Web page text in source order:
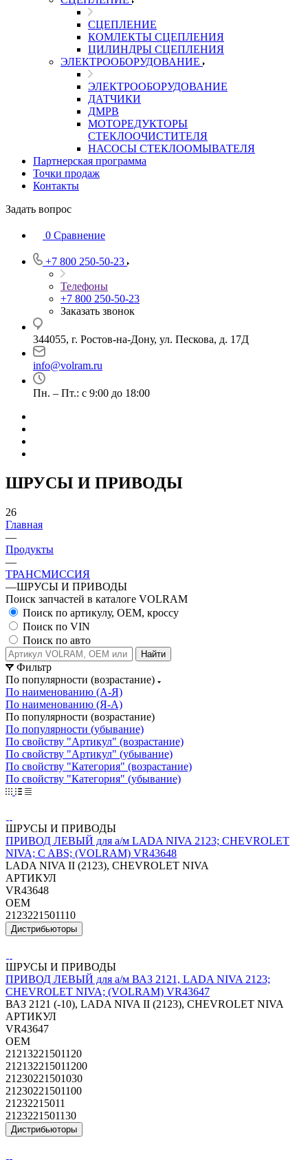
СЦЕПЛЕНИЕ
КОМЛЕКТЫ СЦЕПЛЕНИЯ
ЦИЛИНДРЫ СЦЕПЛЕНИЯ
ЭЛЕКТРООБОРУДОВАНИЕ
ЭЛЕКТРООБОРУДОВАНИЕ
ДАТЧИКИ
ДМРВ
МОТОРЕДУКТОРЫ
СТЕКЛООЧИСТИТЕЛЯ
НАСОСЫ СТЕКЛООМЫВАТЕЛЯ
Партнерская программа
Точки продаж
Контакты
Задать вопрос
0 Сравнение
+7 800 250-50-23
Телефоны
+7 800 250-50-23
Заказать звонок
344055, г. Ростов-на-Дону, ул. Пескова, д. 17Д
info@volram.ru
Пн. – Пт.: с 9:00 до 18:00
ШРУСЫ И ПРИВОДЫ
26
Главная
—
Продукты
—
ТРАНСМИССИЯ
—ШРУСЫ И ПРИВОДЫ
Поиск запчастей в каталоге VOLRAM
Поиск по артикулу, OEM, кроссу
Поиск по VIN
Поиск по авто
Найти
Фильтр
По популярности (возрастание)
По наименованию (А-Я)
По наименованию (Я-А)
По популярности (возрастание)
По популярности (убывание)
По свойству "Артикул" (возрастание)
По свойству "Артикул" (убывание)
По свойству "Категория" (возрастание)
По свойству "Категория" (убывание)
ШРУСЫ И ПРИВОДЫ
ПРИВОД ЛЕВЫЙ для а/м LADA NIVA 2123; CHEVROLET
NIVA; C ABS; (VOLRAM) VR43648
LADA NIVA II (2123), CHEVROLET NIVA
АРТИКУЛ
VR43648
OEM
2123221501110
Дистрибьюторы
ШРУСЫ И ПРИВОДЫ
ПРИВОД ЛЕВЫЙ для а/м ВАЗ 2121, LADA NIVA 2123;
CHEVROLET NIVA; (VOLRAM) VR43647
ВАЗ 2121 (-10), LADA NIVA II (2123), CHEVROLET NIVA
АРТИКУЛ
VR43647
OEM
21213221501120
212132215011200
21230221501030
21230221501100
21232215011
2123221501130
Дистрибьюторы